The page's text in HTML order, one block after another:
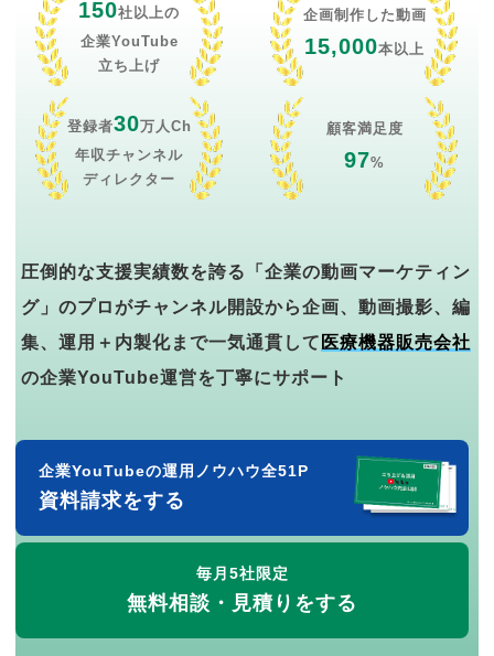
150社以上の
企業YouTube
立ち上げ
企画制作した動画
15,000本以上
登録者30万人Ch
年収チャンネル
ディレクター
顧客満足度
97%
圧倒的な支援実績数を誇る「企業の動画マーケティン
グ」のプロがチャンネル開設から企画、動画撮影、編
集、運用＋内製化まで一気通貫して 医療機器販売会社
の企業YouTube運営を丁寧にサポート
企業YouTubeの運用ノウハウ全51P
資料請求をする
毎月5社限定
無料相談・見積りをする